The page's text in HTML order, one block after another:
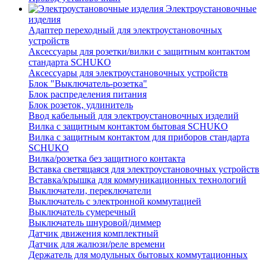
Электроустановочные
изделия
Адаптер переходный для электроустановочных
устройств
Аксессуары для розетки/вилки с защитным контактом
стандарта SCHUKO
Аксессуары для электроустановочных устройств
Блок "Выключатель-розетка"
Блок распределения питания
Блок розеток, удлинитель
Ввод кабельный для электроустановочных изделий
Вилка с защитным контактом бытовая SCHUKO
Вилка с защитным контактом для приборов стандарта
SCHUKO
Вилка/розетка без защитного контакта
Вставка светящаяся для электроустановочных устройств
Вставка/крышка для коммуникационных технологий
Выключатели, переключатели
Выключатель с электронной коммутацией
Выключатель сумеречный
Выключатель шнуровой/диммер
Датчик движения комплектный
Датчик для жалюзи/реле времени
Держатель для модульных бытовых коммутационных